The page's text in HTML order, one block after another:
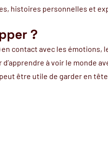
histoires personnelles et
?
en contact avec les émotions,
à voir le monde
être utile de garder en